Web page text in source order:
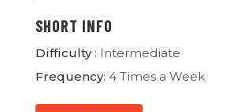
SHORT INFO
Difficulty : Intermediate
Frequency: 4 Times a Week